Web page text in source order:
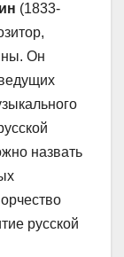
(1833-
Он
назвать
русской